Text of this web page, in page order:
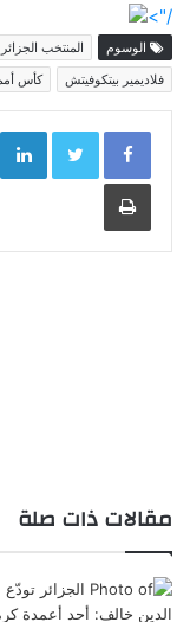
/">
الوسوم المنتخب
فلاديمير بيتكوفيتش
كأس أمم
طباعة
مقالات ذات صلة